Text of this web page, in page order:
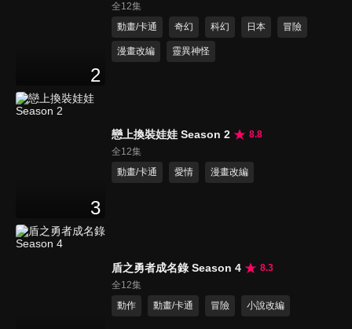
2
全12集
動畫/卡通
奇幻 科幻 日本 冒險
漫畫改編 靈異神怪
3
戀上換裝娃娃 Season 2
8.8
全12集
動畫/卡通
愛情 漫畫改編
盾之勇者成名錄 Season 4
8.3
全12集
動作
動畫/卡通 冒險 小說改編